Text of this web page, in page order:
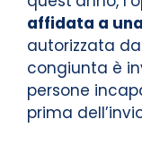
affidata a
autorizzata
congiunta è
persone
prima